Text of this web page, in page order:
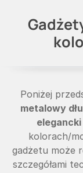
Poniżej
metalowy
kolorach/
gadżetu może
szczegółami